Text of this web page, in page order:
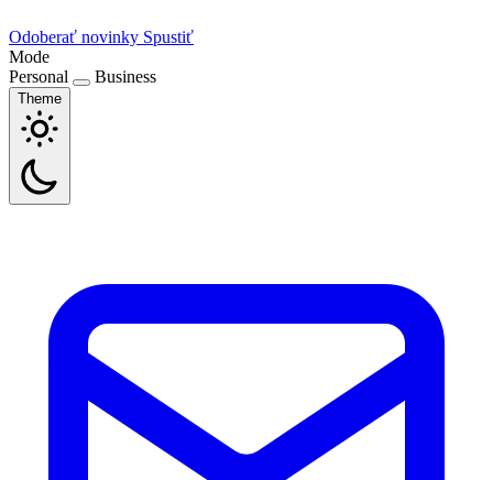
Odoberať novinky Spustiť
Mode
Personal
Business
Theme